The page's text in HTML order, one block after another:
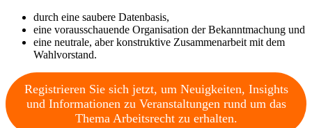
durch eine saubere Datenbasis,
eine vorausschauende Organisation der Bekanntmachung und
eine neutrale, aber konstruktive Zusammenarbeit mit dem
Wahlvorstand.
Registrieren Sie sich jetzt, um Neuigkeiten, Insights
und Informationen zu Veranstaltungen rund um das
Thema Arbeitsrecht zu erhalten.